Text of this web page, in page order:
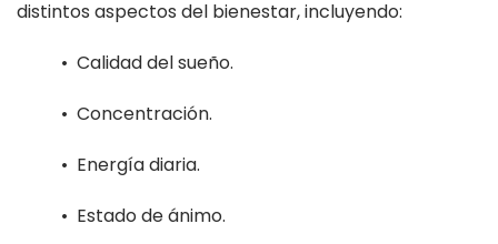
distintos aspectos del bienestar, incluyendo:
• Calidad del sueño.
• Concentración.
• Energía diaria.
• Estado de ánimo.